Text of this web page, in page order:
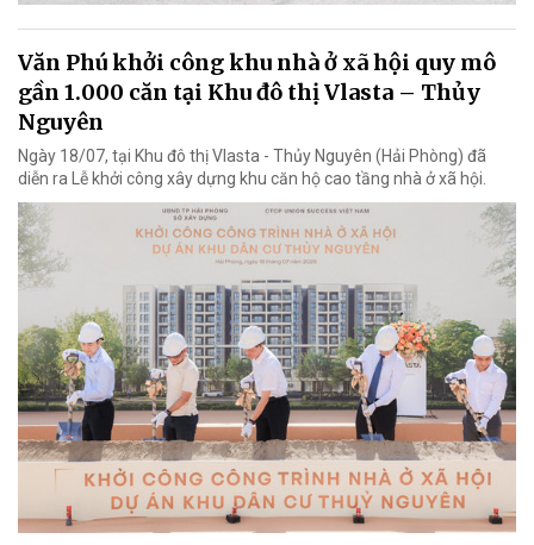
Văn Phú khởi công khu nhà ở xã hội quy mô
gần 1.000 căn tại Khu đô thị Vlasta – Thủy
Nguyên
Ngày 18/07, tại Khu đô thị Vlasta - Thủy Nguyên (Hải Phòng) đã
diễn ra Lễ khởi công xây dựng khu căn hộ cao tầng nhà ở xã hội.